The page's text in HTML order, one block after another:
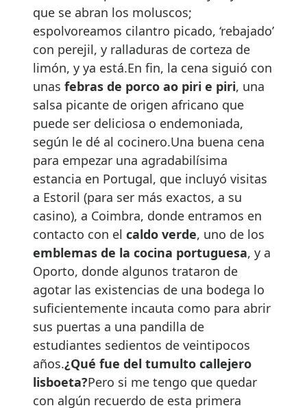
que se abran los moluscos;
espolvoreamos cilantro picado, ‘rebajado’
con perejil, y ralladuras de corteza de
limón, y ya está.En fin, la cena siguió con
unas febras de porco ao piri e piri, una
salsa picante de origen africano que
puede ser deliciosa o endemoniada,
según le dé al cocinero.Una buena cena
para empezar una agradabilísima
estancia en Portugal, que incluyó visitas
a Estoril (para ser más exactos, a su
casino), a Coimbra, donde entramos en
contacto con el caldo verde, uno de los
emblemas de la cocina portuguesa, y a
Oporto, donde algunos trataron de
agotar las existencias de una bodega lo
suficientemente incauta como para abrir
sus puertas a una pandilla de
estudiantes sedientos de veintipocos
años.¿Qué fue del tumulto callejero
lisboeta?Pero si me tengo que quedar
con algún recuerdo de esta primera